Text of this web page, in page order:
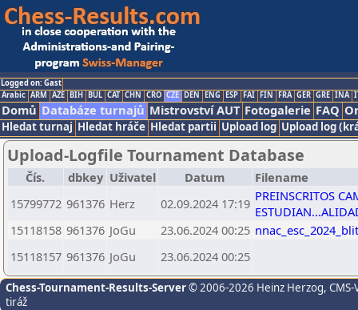
Logged on: Gast
Arabic ARM AZE BIH BUL CAT CHN CRO CZE DEN ENG ESP FAI FIN FRA GER GRE INA
Domů Databáze turnajů Mistrovství AUT Fotogalerie FAQ
Hledat turnaj Hledat hráče Hledat partii Upload log Upload log
Upload-Logfile Tournament Database
Čís. dbkey Uživatel Datum
Filename
15799772 961376 Herz 02.09.2024 17:19 PREINSCRITOS
15118158 961376 JoGu 23.06.2024 00:25
15118157 961376 JoGu 23.06.2024 00:25
Chess-Tournament-Results-Server© 2006-2026 Heinz Herzog,
tiráž